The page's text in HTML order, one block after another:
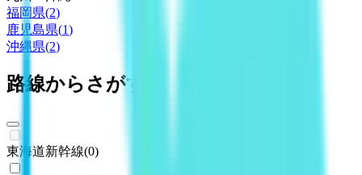
福岡県(2)
鹿児島県(1)
沖縄県(2)
路線からさがす
東海道新幹線(0)